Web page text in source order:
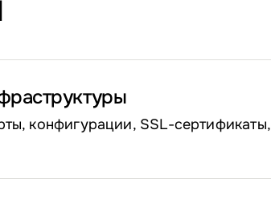
конфигурации, SSL-сертификаты,